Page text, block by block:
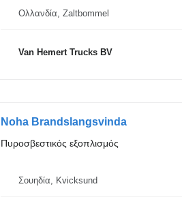
Ολλανδία, Zaltbommel
Van Hemert Trucks BV
Noha Brandslangsvinda
Πυροσβεστικός εξοπλισμός
Σουηδία, Kvicksund